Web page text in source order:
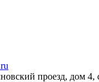
проезд, дом